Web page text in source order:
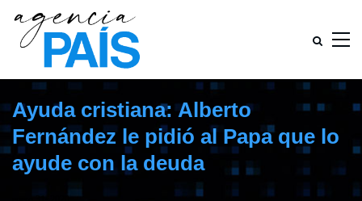
Ayuda cristiana: Alberto
Fernández le pidió al Papa que lo
ayude con la deuda